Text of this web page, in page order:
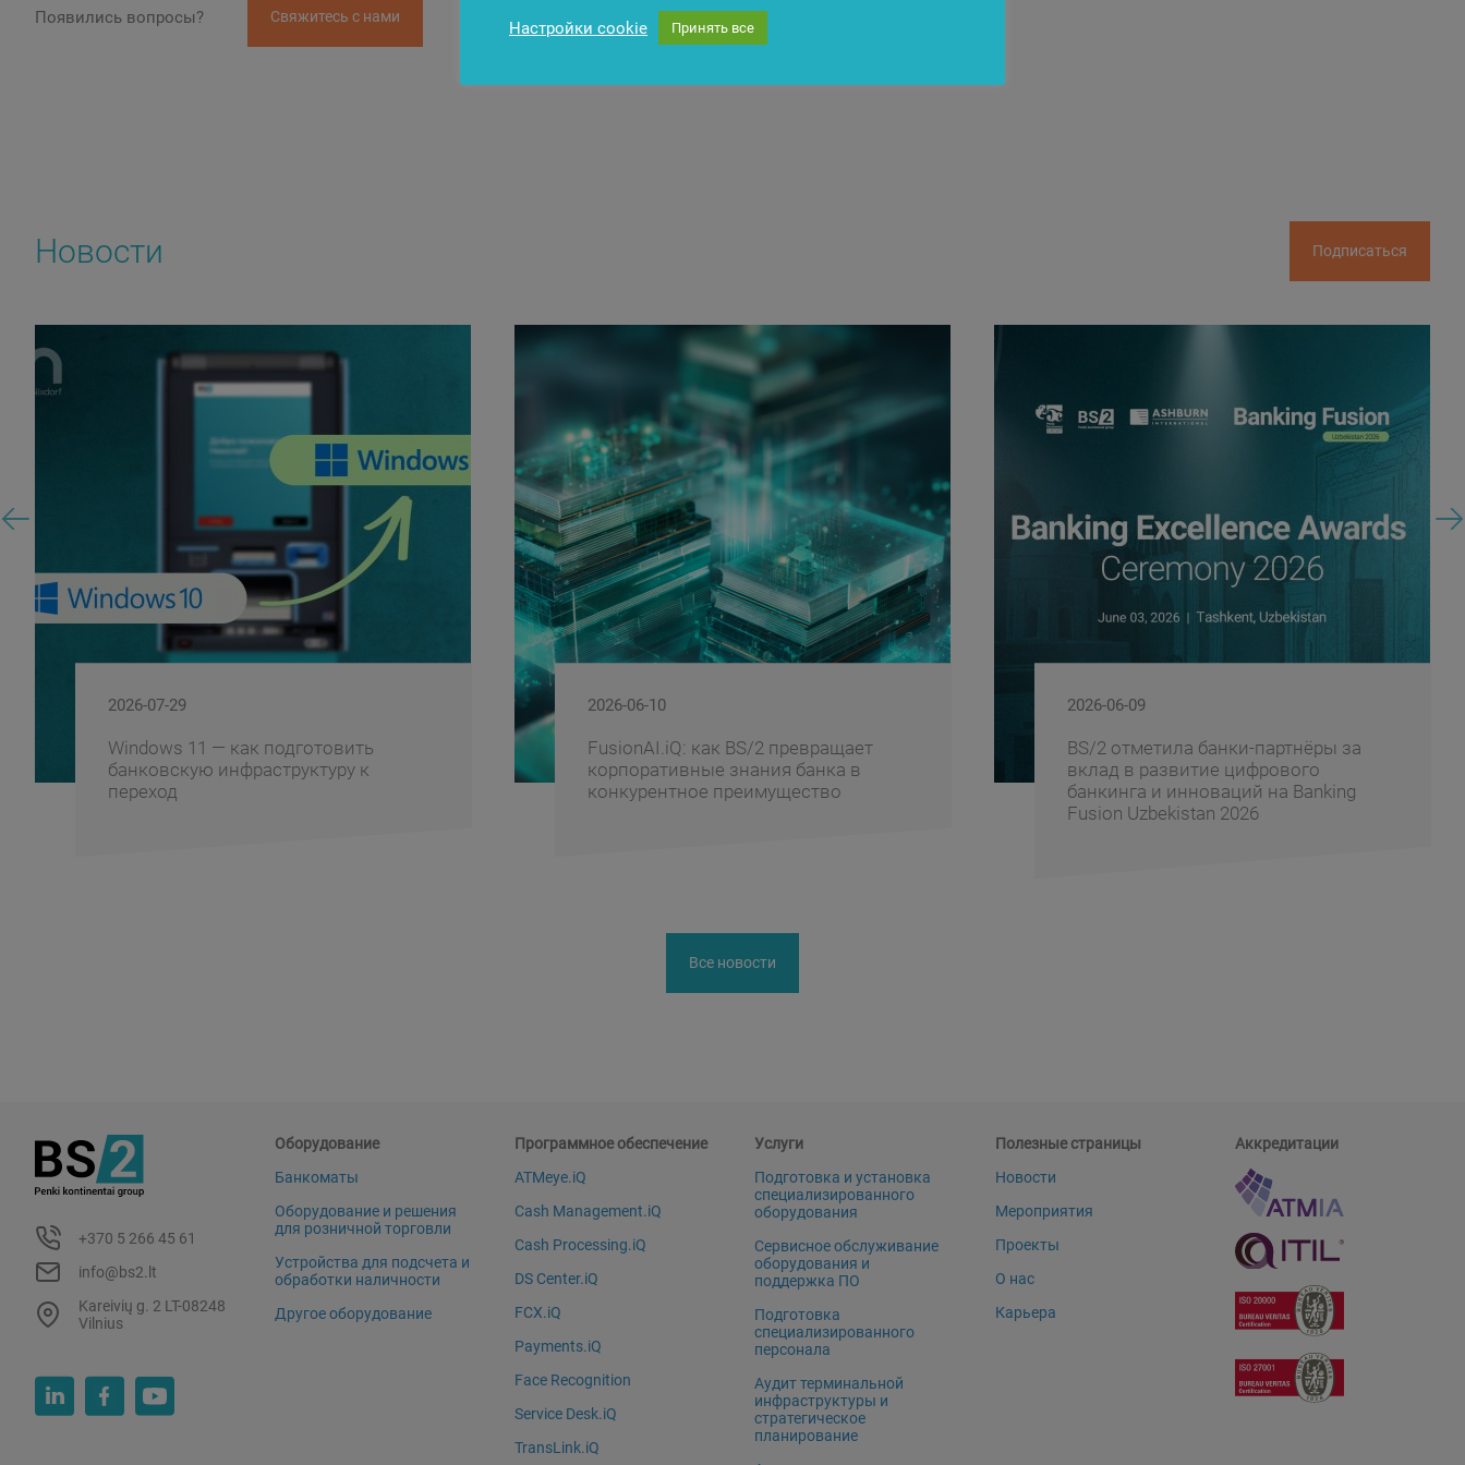
Появились вопросы? Свяжитесь с нами
Новости Подписаться
2026-07-29
Windows 11 — как подготовить
банковскую инфраструктуру к
переход
2026-06-10
FusionAI.iQ: как BS/2 превращает
корпоративные знания банка в
конкурентное преимущество
2026-06-09
BS/2 отметила банки-партнёры за
вклад в развитие цифрового
банкинга и инноваций на Banking
Fusion Uzbekistan 2026
Все новости
+370 5 266 45 61
info@bs2.lt
Kareivių g. 2 LT-08248
Vilnius
Оборудование
Банкоматы
Оборудование и решения
для розничной торговли
Устройства для подсчета и
обработки наличности
Другое оборудование
Программное обеспечение
ATMeye.iQ
Cash Management.iQ
Cash Processing.iQ
DS Center.iQ
FCX.iQ
Payments.iQ
Face Recognition
Service Desk.iQ
TransLink.iQ
Услуги
Подготовка и установка
специализированного
оборудования
Сервисное обслуживание
оборудования и
поддержка ПО
Подготовка
специализированного
персонала
Аудит терминальной
инфраструктуры и
стратегическое
планирование
Полезные страницы
Новости
Мероприятия
Проекты
О нас
Карьера
Аккредитации
Настройки cookie Принять все